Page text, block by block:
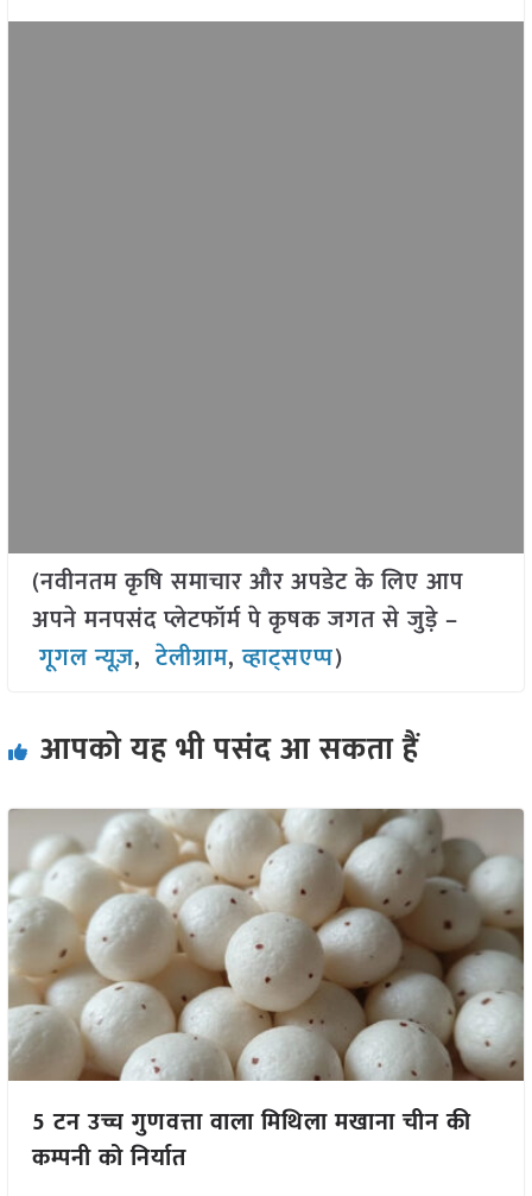
(नवीनतम कृषि समाचार और अपडेट के लिए आप
अपने मनपसंद प्लेटफॉर्म पे कृषक जगत से जुड़े –
गूगल न्यूज़,टेलीग्राम,व्हाट्सएप्प)
आपको यह भी पसंद आ सकता हैं
5 टन उच्च गुणवत्ता वाला मिथिला मखाना चीन की
कम्पनी को निर्यात